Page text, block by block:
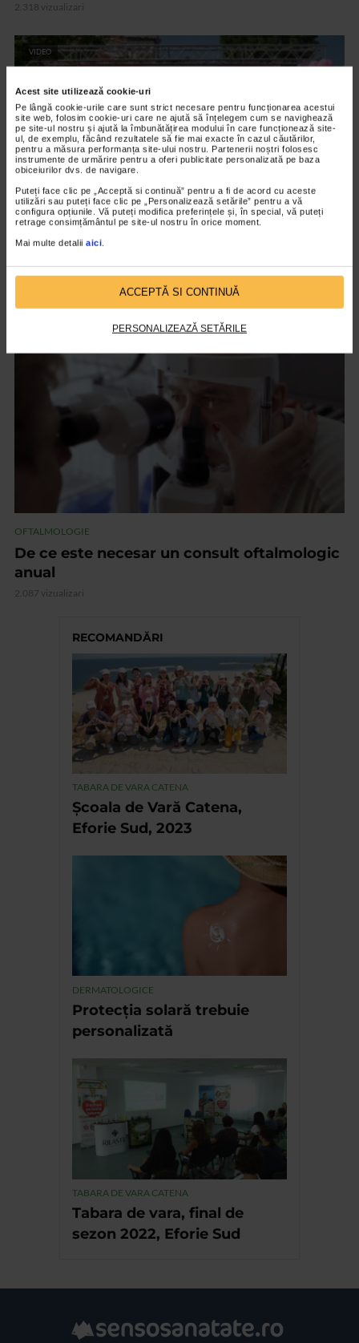
Acest site utilizează cookie-uri
Pe lângă cookie-urile care sunt strict necesare pentru funcționarea acestui
site web, folosim cookie-uri care ne ajută să înțelegem cum se navighează
pe site-ul nostru și ajută la îmbunătățirea modului în care funcționează site-
ul, de exemplu, făcând rezultatele să fie mai exacte în cazul căutărilor,
pentru a măsura performanța site-ului nostru. Partenerii noștri folosesc
instrumente de urmărire pentru a oferi publicitate personalizată pe baza
obiceiurilor dvs. de navigare.
Puteți face clic pe „Acceptă si continuă” pentru a fi de acord cu aceste
utilizări sau puteți face clic pe „Personalizează setările” pentru a vă
configura opțiunile. Vă puteți modifica preferințele și, în special, vă puteți
retrage consimțământul pe site-ul nostru în orice moment.
Mai multe detalii aici.
ACCEPTĂ SI CONTINUĂ
PERSONALIZEAZĂ SETĂRILE
2.318 vizualizari
VIDEO
UNCATEGORIZED
femeilor!
OFTALMOLOGIE
De ce este necesar un consult oftalmologic
anual
2.087 vizualizari
RECOMANDĂRI
TABARA DE VARA CATENA
Școala de Vară Catena,
Eforie Sud, 2023
DERMATOLOGICE
Protecția solară trebuie
personalizată
TABARA DE VARA CATENA
Tabara de vara, final de
sezon 2022, Eforie Sud